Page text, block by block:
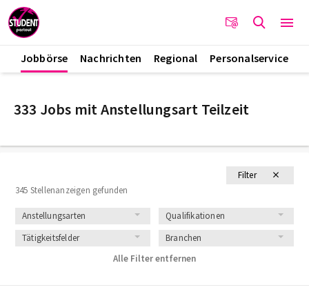
Jobbörse Nachrichten Regional Personalservice
Filter
345 Stellenanzeigen gefunden
Anstellungsarten
Qualifikationen
Tätigkeitsfelder
Branchen
Alle Filter entfernen
333 Jobs mit Anstellungsart Teilzeit